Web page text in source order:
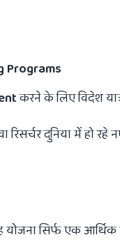
Programs
करने के लिए विदेश
दुनिया में हो
योजना सिर्फ एक